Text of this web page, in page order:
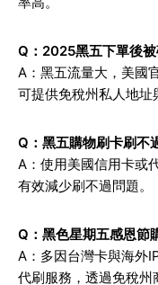
Q：2025黑五下單後被
A：黑五流量大，美國
可提供免稅州私人地址
Q：黑五購物刷卡刷不
A：使用美國信用卡或
有效減少刷不過問題。
Q：黑色星期五感恩節
A：多因台灣卡與海外
代刷服務，透過免稅州